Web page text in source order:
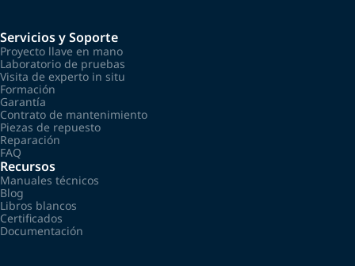
Servicios y Soporte
Proyecto llave en mano
Laboratorio de pruebas
Visita de experto in situ
Formación
Garantía
Contrato de mantenimiento
Piezas de repuesto
Reparación
FAQ
Recursos
Manuales técnicos
Blog
Libros blancos
Certificados
Documentación